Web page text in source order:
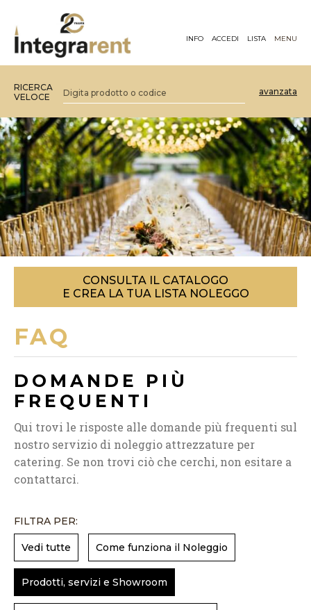
INFO ACCEDI LISTA MENU
RICERCA
VELOCE
avanzata
CONSULTA IL CATALOGO
E CREA LA TUA LISTA NOLEGGO
FAQ
DOMANDE PIÙ
FREQUENTI
Qui trovi le risposte alle domande più frequenti sul
nostro servizio di noleggio attrezzature per
catering. Se non trovi ciò che cerchi, non esitare a
contattarci.
FILTRA PER:
Vedi tutte Come funziona il Noleggio
Prodotti, servizi e Showroom